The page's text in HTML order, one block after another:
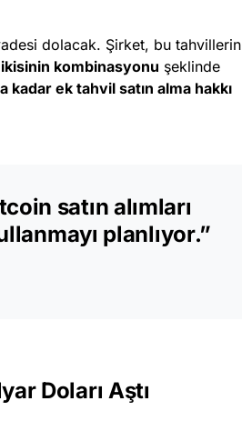
dolacak. Şirket, bu tahvillerin
ikisinin kombinasyonu şeklinde
kadar ek tahvil satın alma hakkı
satın alımları
planlıyor.”
Doları Aştı